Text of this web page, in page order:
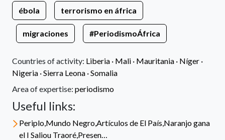
ébola terrorismo en áfrica
migraciones #PeriodismoÁfrica
Countries of activity: Liberia · Mali · Mauritania · Níger ·
Nigeria ·Sierra Leona ·Somalia
Area of expertise: periodismo
Useful links:
Periplo,Mundo Negro,Artículos de El País,Naranjo gana
el I Saliou Traoré,Presen…